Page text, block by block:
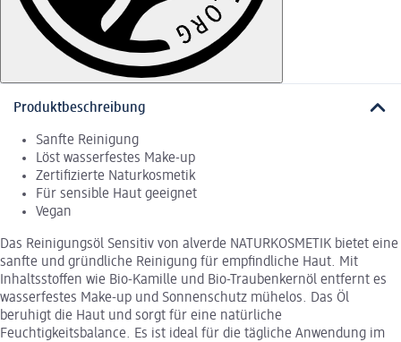
Produktbeschreibung
Sanfte Reinigung
Löst wasserfestes Make-up
Zertifizierte Naturkosmetik
Für sensible Haut geeignet
Vegan
Das Reinigungsöl Sensitiv von alverde NATURKOSMETIK bietet eine
sanfte und gründliche Reinigung für empfindliche Haut. Mit
Inhaltsstoffen wie Bio-Kamille und Bio-Traubenkernöl entfernt es
wasserfestes Make-up und Sonnenschutz mühelos. Das Öl
beruhigt die Haut und sorgt für eine natürliche
Feuchtigkeitsbalance. Es ist ideal für die tägliche Anwendung im